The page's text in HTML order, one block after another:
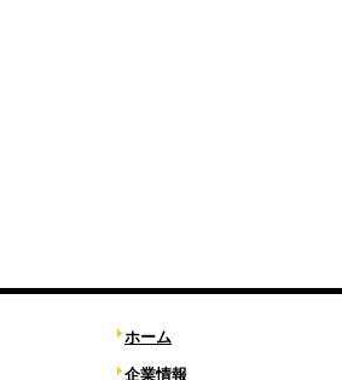
ホーム
企業情報